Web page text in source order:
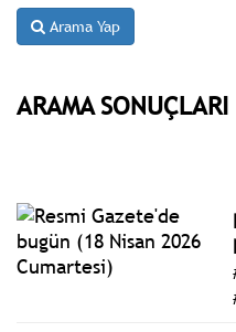
Arama Yap
ARAMA SONUÇLARI